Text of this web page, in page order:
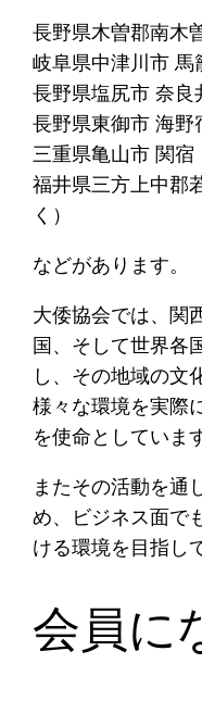
長野県木曽郡南木
岐阜県中津川市 馬
長野県塩尻市 奈良
長野県東御市 海野
三重県亀山市 関宿
福井県三方上中郡
く）
などがあります。
大倭協会では、関
国、そして世界各
し、その地域の文
様々な環境を実際
を使命としていま
またその活動を通
め、ビジネス面で
ける環境を目指し
会員に